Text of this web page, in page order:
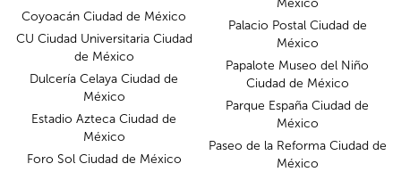
Coyoacán Ciudad de México
CU Ciudad Universitaria Ciudad
de México
Dulcería Celaya Ciudad de
México
Estadio Azteca Ciudad de
México
Foro Sol Ciudad de México
Mexico
Palacio Postal Ciudad de
México
Papalote Museo del Niño
Ciudad de México
Parque España Ciudad de
México
Paseo de la Reforma Ciudad de
México